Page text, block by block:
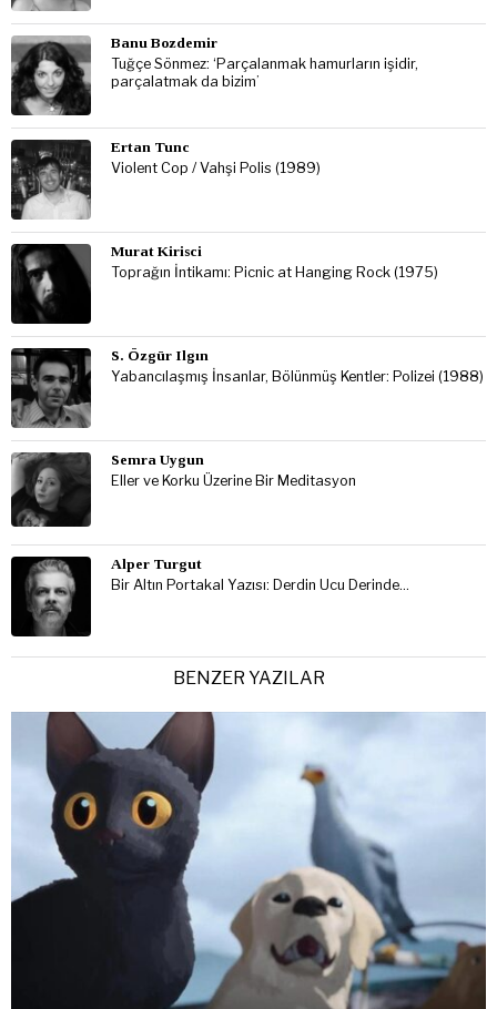
Banu Bozdemir
Tuğçe Sönmez: ‘Parçalanmak hamurların işidir,
parçalatmak da bizim’
Ertan Tunc
Violent Cop / Vahşi Polis (1989)
Murat Kirisci
Toprağın İntikamı: Picnic at Hanging Rock (1975)
S. Özgür Ilgın
Yabancılaşmış İnsanlar, Bölünmüş Kentler: Polizei (1988)
Semra Uygun
Eller ve Korku Üzerine Bir Meditasyon
Alper Turgut
Bir Altın Portakal Yazısı: Derdin Ucu Derinde…
BENZER YAZILAR